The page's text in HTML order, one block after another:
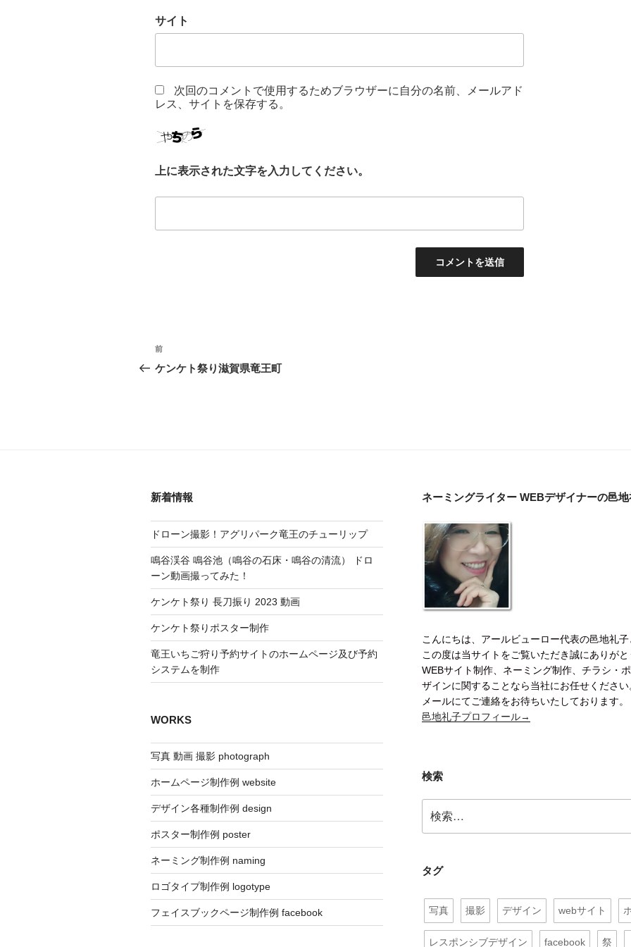
サイト
次回のコメントで使用するためブラウザーに自分の名前、メールアド
レス、サイトを保存する。
上に表示された文字を入力してください。
投
稿
シ
ョ
ン
前
の
投
前
ケンケト祭り滋賀県竜王町
新着情報
ドローン撮影！アグリパーク竜王のチューリップ
鳴谷渓谷 鳴谷池（鳴谷の石床・鳴谷の清流） ドロ
ーン動画撮ってみた！
ケンケト祭り 長刀振り 2023 動画
ケンケト祭りポスター制作
竜王いちご狩り予約サイトのホームページ及び予約
システムを制作
WORKS
写真 動画 撮影 photograph
ホームページ制作例 website
デザイン各種制作例 design
ポスター制作例 poster
ネーミング制作例 naming
ロゴタイプ制作例 logotype
フェイスブックページ制作例 facebook
ネーミングライター WEBデザイナーの邑
こんにちは、アールビューロー代表の邑地礼
この度は当サイトをご覧いただき誠にありが
WEBサイト制作、ネーミング制作、チラシ・
ザインに関することなら当社にお任せください
メールにてご連絡をお待ちいたしております。
邑地礼子プロフィール→
検索
索:
タグ
写真 撮影 デザイン webサイト
レスポンシブデザイン facebook 祭